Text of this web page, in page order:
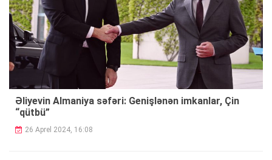
Əliyevin Almaniya səfəri: Genişlənən imkanlar, Çin
“qütbü”
26 Aprel 2024, 16:08